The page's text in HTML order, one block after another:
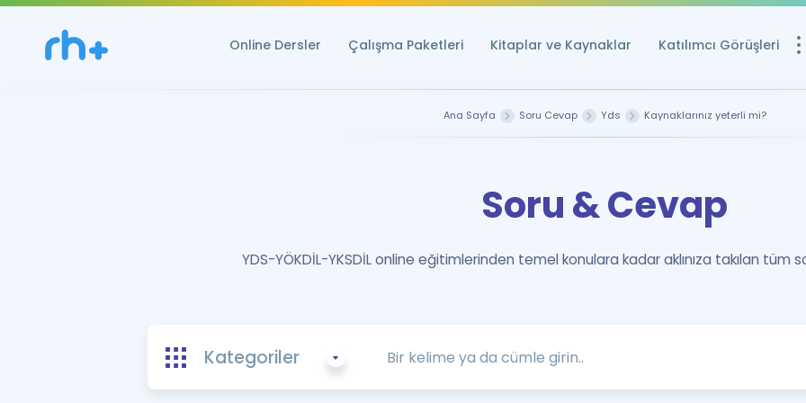
Online Dersler Çalışma Paketleri Kitaplar ve Kaynaklar Katılımcı Görüşleri
Ücretsiz
YDS ve YÖKDİL
YDS ve YÖKDİL
Tüm ÖSYM
Ana Sayfa Soru Cevap Yds Kaynaklarınız yeterli mi?
Soru & Cevap
YDS-YÖKDİL-YKSDİL online eğitimlerinden temel konulara kadar aklınıza takılan tüm
Kategoriler